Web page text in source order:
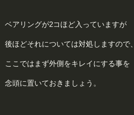
ベアリングが2コほど入っていますが
後ほどそれについては対処しますので、
ここではまず外側をキレイにする事を
念頭に置いておきましょう。